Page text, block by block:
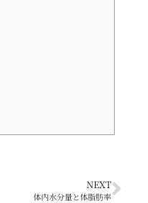
NEXT
体内水分量と体脂肪率